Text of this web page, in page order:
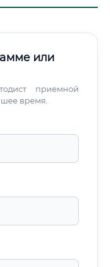
или
приемной
время.